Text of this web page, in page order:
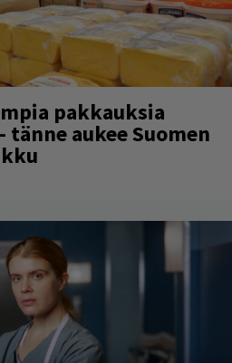
pakkauksia
tänne aukee Suomen